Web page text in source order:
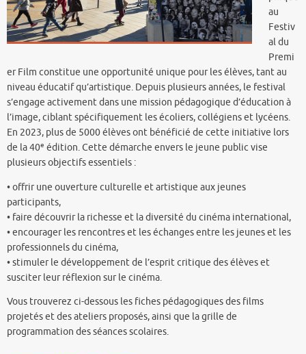
au
Festiv
al du
Premi
er Film constitue une opportunité unique pour les élèves, tant au
niveau éducatif qu’artistique. Depuis plusieurs années, le festival
s’engage activement dans une mission pédagogique d’éducation à
l’image, ciblant spécifiquement les écoliers, collégiens et lycéens.
En 2023, plus de 5000 élèves ont bénéficié de cette initiative lors
de la 40e édition. Cette démarche envers le jeune public vise
plusieurs objectifs essentiels :
• offrir une ouverture culturelle et artistique aux jeunes
participants,
• faire découvrir la richesse et la diversité du cinéma international,
• encourager les rencontres et les échanges entre les jeunes et les
professionnels du cinéma,
• stimuler le développement de l’esprit critique des élèves et
susciter leur réflexion sur le cinéma.
Vous trouverez ci-dessous les fiches pédagogiques des films
projetés et des ateliers proposés, ainsi que la grille de
programmation des séances scolaires.